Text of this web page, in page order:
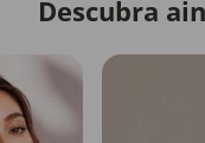
Descubra